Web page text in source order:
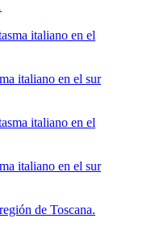
italiano en el sur
italiano en el sur